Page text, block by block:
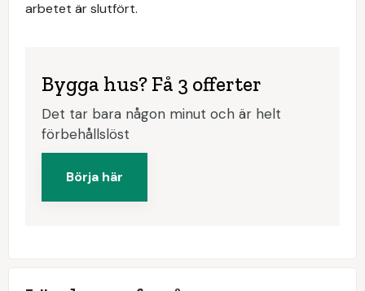
arbetet är slutfört.
Bygga hus? Få 3 offerter
Det tar bara någon minut och är helt
förbehållslöst
Börja här